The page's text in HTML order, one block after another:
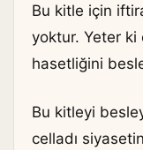
Bu kitle için
yoktur. Yeter ki
hasetliğini
Bu kitleyi
celladı